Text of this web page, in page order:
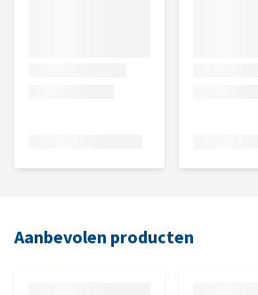
Aanbevolen producten